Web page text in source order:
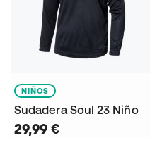
NIÑOS
Sudadera Soul 23 Niño
29,99 €